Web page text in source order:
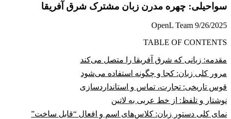
سواحیلی: چهره مدرن زبان مشترک شرق آفریقا
OpenL Team 9/26/2025
TABLE OF CONTENTS
مقدمه: زبانی که شرق آفریقا را متصل می‌کند
مرور کلی زبان: کجا و چگونه استفاده می‌شود
قوس تاریخی: تجارت، تماس و استانداردسازی
نوشتار و تلفظ: از خط عربی به لاتین
نمای کلی دستور زبان: کلاس‌های اسم و افعال “قابل ساخت”